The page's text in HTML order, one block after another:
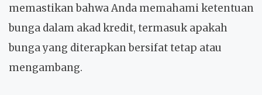
memastikan bahwa Anda memahami ketentuan
bunga dalam akad kredit, termasuk apakah
bunga yang diterapkan bersifat tetap atau
mengambang.